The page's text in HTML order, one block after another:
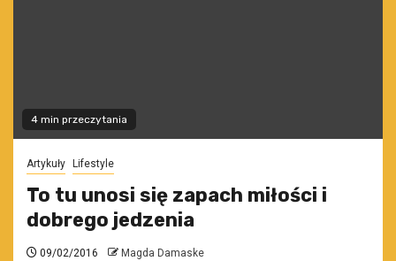
4 min przeczytania
Artykuły Lifestyle
To tu unosi się zapach miłości i
dobrego jedzenia
09/02/2016 Magda Damaske